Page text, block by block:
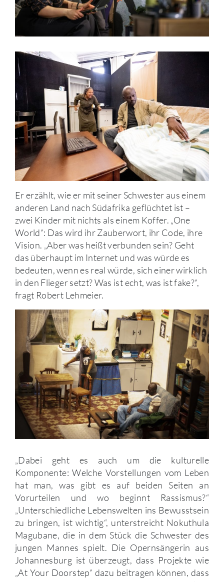
Er erzählt, wie er mit seiner Schwester aus einem
anderen Land nach Südafrika geflüchtet ist –
zwei Kinder mit nichts als einem Koffer. „One
World“: Das wird ihr Zauberwort, ihr Code, ihre
Vision. „Aber was heißt verbunden sein? Geht
das überhaupt im Internet und was würde es
bedeuten, wenn es real würde, sich einer wirklich
in den Flieger setzt? Was ist echt, was ist fake?“,
fragt Robert Lehmeier.
„Dabei geht es auch um die kulturelle
Komponente: Welche Vorstellungen vom Leben
hat man, was gibt es auf beiden Seiten an
Vorurteilen und wo beginnt Rassismus?“
„Unterschiedliche Lebenswelten ins Bewusstsein
zu bringen, ist wichtig“, unterstreicht Nokuthula
Magubane, die in dem Stück die Schwester des
jungen Mannes spielt. Die Opernsängerin aus
Johannesburg ist überzeugt, dass Projekte wie
„At Your Doorstep“ dazu beitragen können, dass